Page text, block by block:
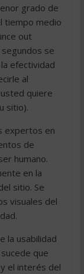
grado de
tiempo medio
out
se
efectividad
al
quiere
sitio).
expertos en
de
humano.
en la
sitio. Se
visuales del
la usabilidad
que
el interés del